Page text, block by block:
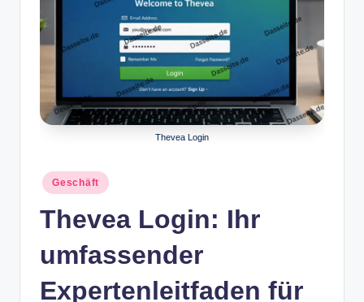
Thevea Login
Posted
in
Geschäft
Thevea Login: Ihr
umfassender
Expertenleitfaden für